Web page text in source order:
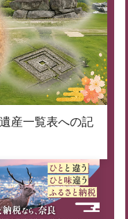
産一覧表への記